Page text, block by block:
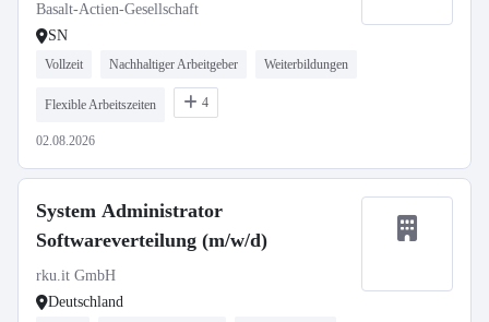
Basalt-Actien-Gesellschaft
SN
Vollzeit Nachhaltiger Arbeitgeber Weiterbildungen
Flexible Arbeitszeiten 4
02.08.2026
System Administrator
Softwareverteilung (m/w/d)
rku.it GmbH
Deutschland